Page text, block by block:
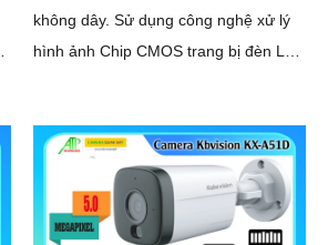
không dây. Sử dụng công nghệ xử lý
hình ảnh Chip CMOS trang bị đèn Led